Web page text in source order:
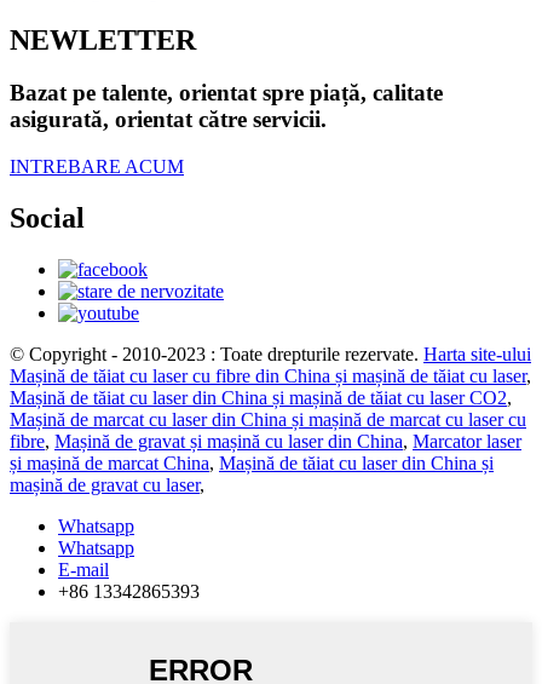
NEWLETTER
Bazat pe talente, orientat spre piață, calitate
asigurată, orientat către servicii.
INTREBARE ACUM
Social
© Copyright - 2010-2023 : Toate drepturile rezervate. Harta site-ului
Mașină de tăiat cu laser cu fibre din China și mașină de tăiat cu laser,
Mașină de tăiat cu laser din China și mașină de tăiat cu laser CO2,
Mașină de marcat cu laser din China și mașină de marcat cu laser cu
fibre, Mașină de gravat și mașină cu laser din China, Marcator laser
și mașină de marcat China, Mașină de tăiat cu laser din China și
mașină de gravat cu laser,
Whatsapp
Whatsapp
E-mail
+86 13342865393